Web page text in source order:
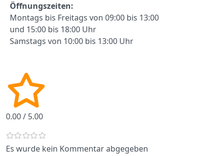
Öffnungszeiten:
Montags bis Freitags von 09:00 bis 13:00
und 15:00 bis 18:00 Uhr
Samstags von 10:00 bis 13:00 Uhr
0.00 / 5.00
Es wurde kein Kommentar abgegeben